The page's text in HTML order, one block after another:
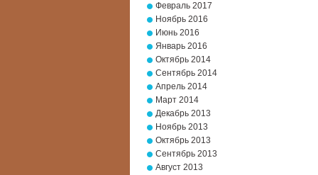
Февраль 2017
Ноябрь 2016
Июнь 2016
Январь 2016
Октябрь 2014
Сентябрь 2014
Апрель 2014
Март 2014
Декабрь 2013
Ноябрь 2013
Октябрь 2013
Сентябрь 2013
Август 2013